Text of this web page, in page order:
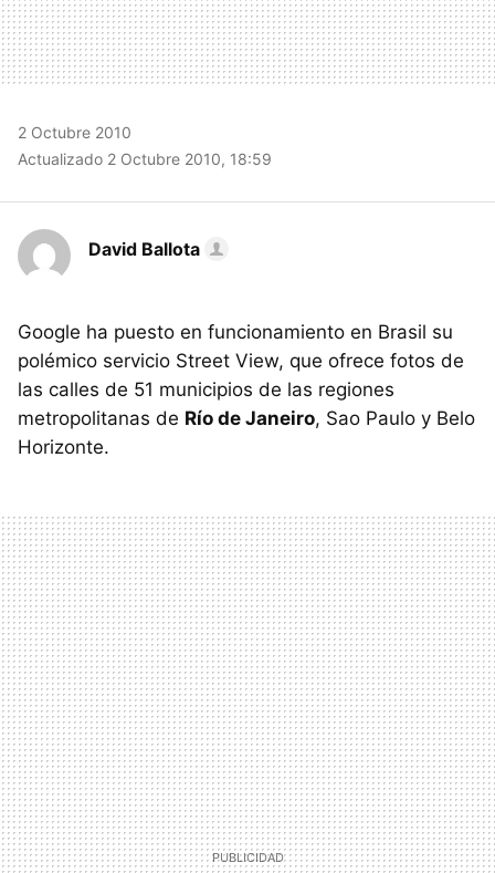
2 Octubre 2010
Actualizado 2 Octubre 2010, 18:59
David Ballota
Google ha puesto en funcionamiento en Brasil su
polémico servicio Street View, que ofrece fotos de
las calles de 51 municipios de las regiones
metropolitanas de Río de Janeiro, Sao Paulo y Belo
Horizonte.